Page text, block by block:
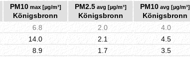
PM10max [µg/m³]
Königsbronn
PM2.5avg [µg/m³]
Königsbronn
PM10avg [µg/m³]
Königsbronn
6.8 2.0
4.0
14.0 2.1
4.5
8.9 1.7
3.5